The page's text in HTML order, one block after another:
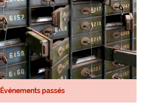
Événements passés